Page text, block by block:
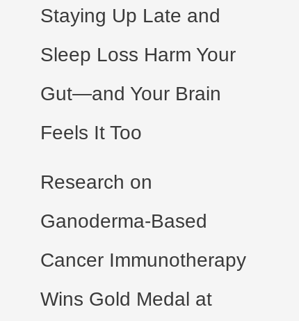
Staying Up Late and
Sleep Loss Harm Your
Gut—and Your Brain
Feels It Too
Research on
Ganoderma-Based
Cancer Immunotherapy
Wins Gold Medal at